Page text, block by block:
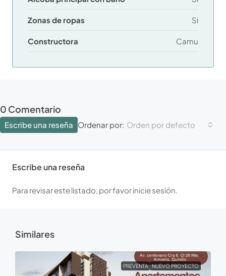
Zonas de ropas Si
Constructora Camu
0 Comentario
Ordenar por: Orden por defecto
Escribe una reseña
Escribe una reseña
Para revisar este listado, por favor inicie sesión.
Similares
PREVENTA NUEVO PROYECTO